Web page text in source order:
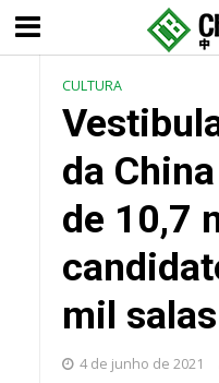
CULTURA
da
de 10,7
mil
4 de junho de 2021